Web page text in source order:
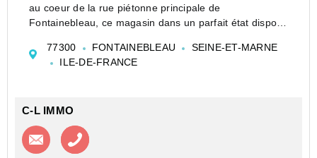
au coeur de la rue piétonne principale de
Fontainebleau, ce magasin dans un parfait état dispose
toilette attenants de 17.50m2. Il dispose de vitrines
anti-effrac...
77300 FONTAINEBLEAU
SEINE-ET-MARNE
ILE-DE-FRANCE
C-L IMMO
Contacter l'agence